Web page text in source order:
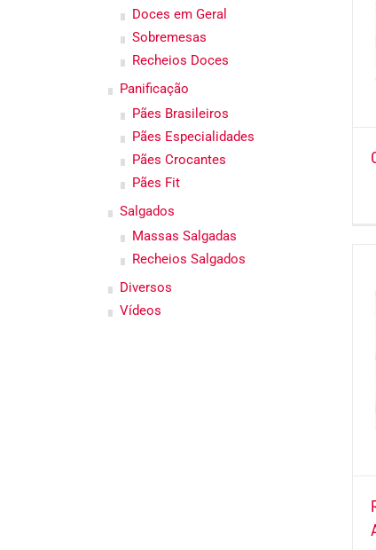
Doces em Geral
Sobremesas
Recheios Doces
Panificação
Pães Brasileiros
Pães Especialidades
Pães Crocantes
Pães Fit
Salgados
Massas Salgadas
Recheios Salgados
Diversos
Vídeos